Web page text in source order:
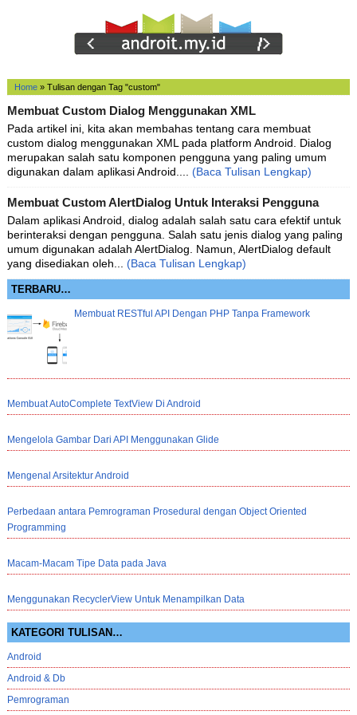
Home» Tulisan dengan Tag "custom"
Membuat Custom Dialog Menggunakan XML
Pada artikel ini, kita akan membahas tentang cara membuat
custom dialog menggunakan XML pada platform Android. Dialog
merupakan salah satu komponen pengguna yang paling umum
digunakan dalam aplikasi Android.... (Baca Tulisan Lengkap)
Membuat Custom AlertDialog Untuk Interaksi Pengguna
Dalam aplikasi Android, dialog adalah salah satu cara efektif untuk
berinteraksi dengan pengguna. Salah satu jenis dialog yang paling
umum digunakan adalah AlertDialog. Namun, AlertDialog default
yang disediakan oleh... (Baca Tulisan Lengkap)
TERBARU…
Membuat RESTful API Dengan PHP Tanpa Framework
Membuat AutoComplete TextView Di Android
Mengelola Gambar Dari API Menggunakan Glide
Mengenal Arsitektur Android
Perbedaan antara Pemrograman Prosedural dengan Object Oriented
Programming
Macam-Macam Tipe Data pada Java
Menggunakan RecyclerView Untuk Menampilkan Data
KATEGORI TULISAN…
Android
Android & Db
Pemrograman